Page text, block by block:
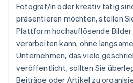
Fotograf/in oder kreativ tätig
präsentieren möchten, stellen
Plattform hochauflösende
verarbeiten kann, ohne
Unternehmen, das viele
veröffentlicht, sollten Sie
Beiträge oder Artikel zu